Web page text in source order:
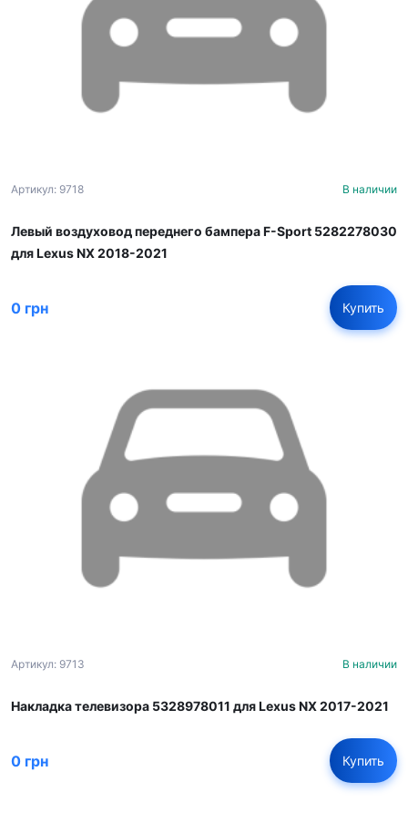
Артикул: 9718 В наличии
Левый воздуховод переднего бампера F-Sport 5282278030
для Lexus NX 2018-2021
0 грн Купить
Артикул: 9713 В наличии
Накладка телевизора 5328978011 для Lexus NX 2017-2021
0 грн Купить